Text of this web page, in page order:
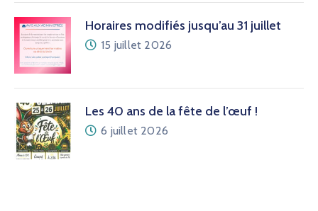
Horaires modifiés jusqu’au 31 juillet
15 juillet 2026
Les 40 ans de la fête de l’œuf !
6 juillet 2026